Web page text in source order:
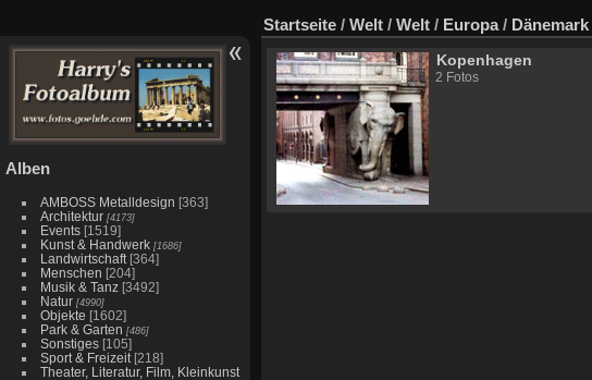
Alben
AMBOSS Metalldesign [363]
Architektur [4173]
Events [1519]
Kunst & Handwerk [1686]
Landwirtschaft [364]
Menschen [204]
Musik & Tanz [3492]
Natur [4990]
Objekte [1602]
Park & Garten [486]
Sonstiges [105]
Sport & Freizeit [218]
Theater, Literatur, Film, Kleinkunst
Startseite / Welt / Welt / Europa/ Dänemark
Kopenhagen
2 Fotos